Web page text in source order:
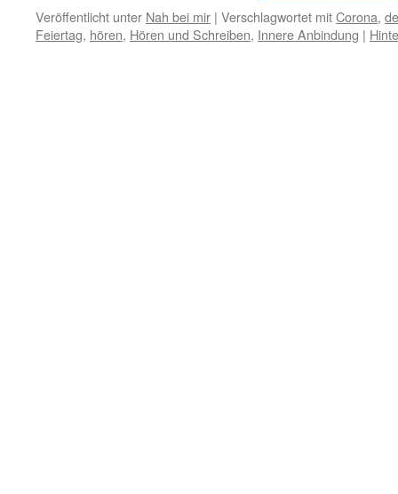
Veröffentlicht unter Nah bei mir | Verschlagwortet mitCorona,
Feiertag, hören, Hören und Schreiben, Innere Anbindung |